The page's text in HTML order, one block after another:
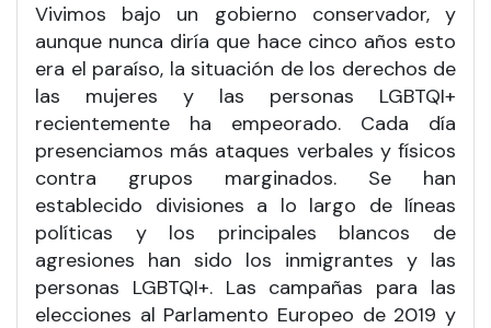
Vivimos bajo un gobierno conservador, y
aunque nunca diría que hace cinco años esto
era el paraíso, la situación de los derechos de
las mujeres y las personas LGBTQI+
recientemente ha empeorado. Cada día
presenciamos más ataques verbales y físicos
contra grupos marginados. Se han
establecido divisiones a lo largo de líneas
políticas y los principales blancos de
agresiones han sido los inmigrantes y las
personas LGBTQI+. Las campañas para las
elecciones al Parlamento Europeo de 2019 y